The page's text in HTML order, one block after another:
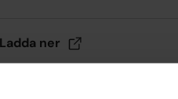
Ladda ner